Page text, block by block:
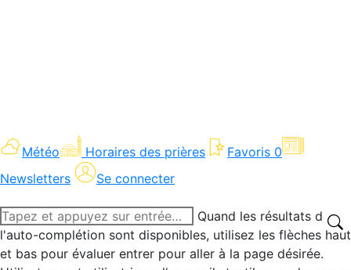
Météo Horaires des prières Favoris 0
Newsletters
Se connecter
Recherche
:
Quand les résultats de
l'auto-complétion sont disponibles, utilisez les flèches haut
et bas pour évaluer entrer pour aller à la page désirée.